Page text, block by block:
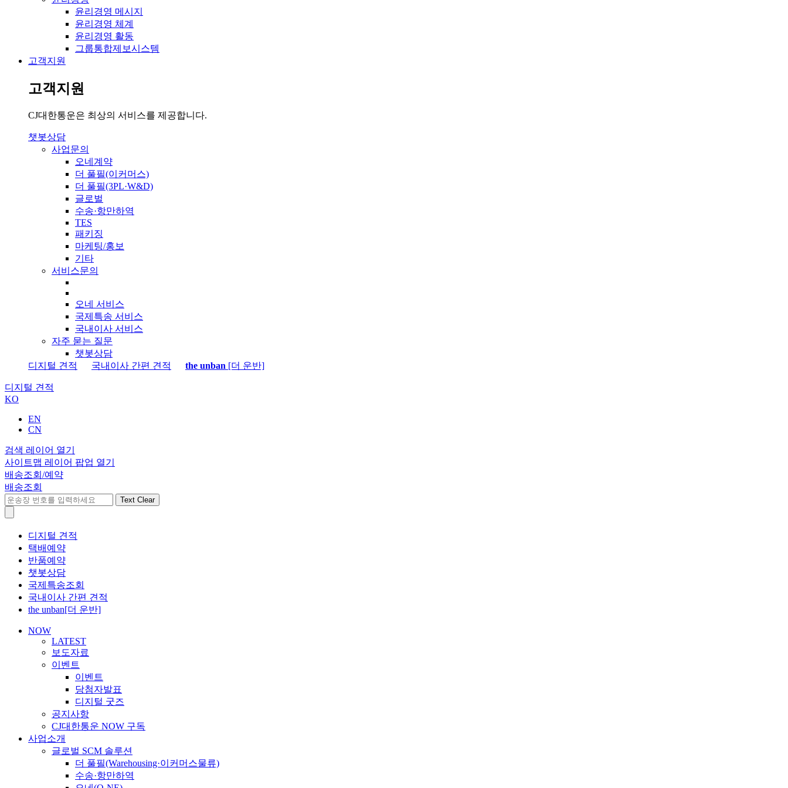
윤리경영 메시지
윤리경영 체계
윤리경영 활동
그룹통합제보시스템
고객지원
고객지원
CJ대한통운은 최상의 서비스를 제공합니다.
챗봇상담
사업문의
오네계약
더 풀필(이커머스)
더 풀필(3PL·W&D)
글로벌
수송·항만하역
TES
패키징
마케팅/홍보
기타
서비스문의
오네 서비스
국제특송 서비스
국내이사 서비스
자주 묻는 질문
챗봇상담
디지털 견적
국내이사 간편 견적 the unban [더 운반]
디지털 견적
KO
EN
CN
검색 레이어 열기
사이트맵 레이어 팝업 열기
배송조회/예약
배송조회
Text Clear
디지털 견적
택배예약
반품예약
챗봇상담
국제특송조회
국내이사 간편 견적
the unban[더 운반]
NOW
LATEST
보도자료
이벤트
이벤트
당첨자발표
디지털 굿즈
공지사항
CJ대한통운 NOW 구독
사업소개
글로벌 SCM 솔루션
더 풀필(Warehousing·이커머스물류)
수송·항만하역